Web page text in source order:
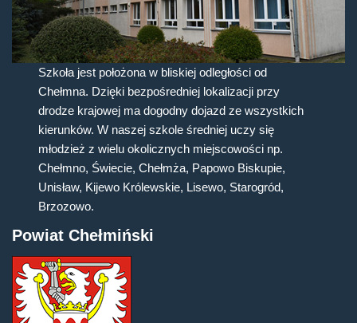
Szkoła jest położona w bliskiej odległości od
Chełmna. Dzięki bezpośredniej lokalizacji przy
drodze krajowej ma dogodny dojazd ze wszystkich
kierunków. W naszej szkole średniej uczy się
młodzież z wielu okolicznych miejscowości np.
Chełmno, Świecie, Chełmża, Papowo Biskupie,
Unisław, Kijewo Królewskie, Lisewo, Starogród,
Brzozowo.
Powiat Chełmiński